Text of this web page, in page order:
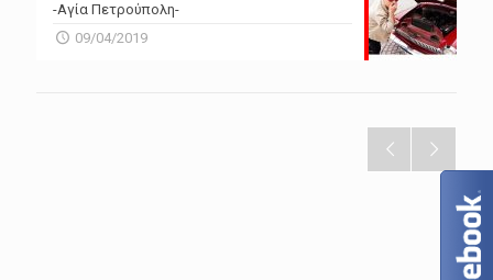
-Αγία Πετρούπολη-
09/04/2019